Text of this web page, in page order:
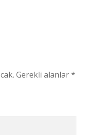
Gerekli alanlar*